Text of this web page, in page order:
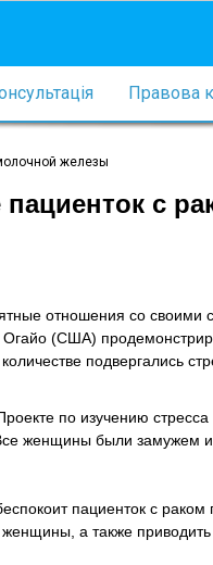
Правова
железы
с
отношения со своими
Огайо (США)
подвергались
по изучению
женщины были замужем
пациенток с
а также